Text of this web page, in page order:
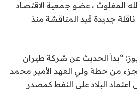
المغلوث ، عضو جمعية الاقتصاد
جديدة قيد المناقشة منذ
“بدأ الحديث عن شركة طيران
في عام 2021 كجزء من خطة ولي العهد الأمير محمد
2030 لتقليل اعتماد البلاد على النفط كمصدر